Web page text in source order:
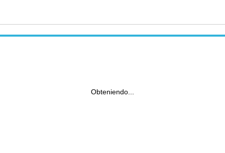
Obteniendo...